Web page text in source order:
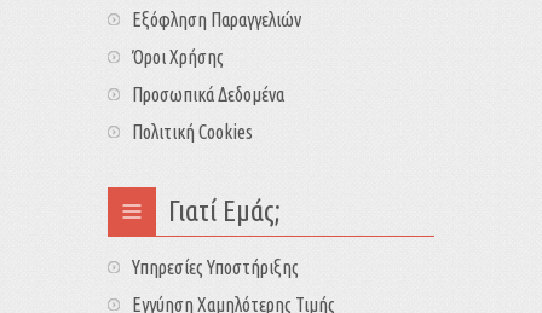
Εξόφληση Παραγγελιών
Όροι Χρήσης
Προσωπικά Δεδομένα
Πολιτική Cookies
Γιατί Εμάς;
Υπηρεσίες Υποστήριξης
Εγγύηση Χαμηλότερης Τιμής